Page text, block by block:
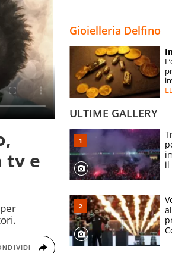
tv e
Gioielleria Delfino
ULTIME GALLERY
il